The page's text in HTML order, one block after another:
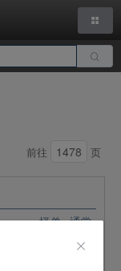
前往 页
怪兽 通常